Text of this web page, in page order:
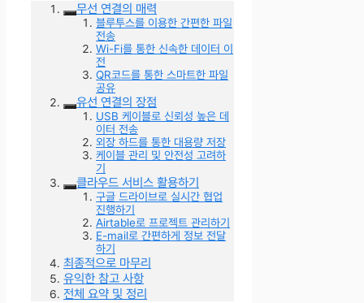
무선 연결의 매력
블루투스를 이용한 간편한 파일
전송
Wi-Fi를 통한 신속한 데이터 이
전
QR코드를 통한 스마트한 파일
공유
유선 연결의 장점
USB 케이블로 신뢰성 높은 데
이터 전송
외장 하드를 통한 대용량 저장
케이블 관리 및 안전성 고려하
기
클라우드 서비스 활용하기
구글 드라이브로 실시간 협업
진행하기
Airtable로 프로젝트 관리하기
E-mail로 간편하게 정보 전달
하기
최종적으로 마무리
유익한 참고 사항
전체 요약 및 정리